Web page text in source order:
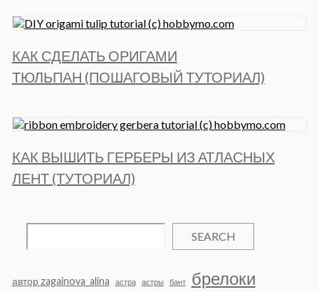
КАК СДЕЛАТЬ ОРИГАМИ
ТЮЛЬПАН (ПОШАГОВЫЙ ТУТОРИАЛ)
КАК ВЫШИТЬ ГЕРБЕРЫ ИЗ АТЛАСНЫХ
ЛЕНТ (ТУТОРИАЛ)
SEARCH
автор zagainova_alina астра астры бант брелоки